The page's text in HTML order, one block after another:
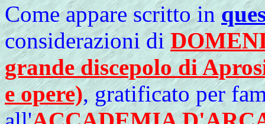
Come appare scritto in
considerazioni di
grande discepolo di
e opere), gratificato per